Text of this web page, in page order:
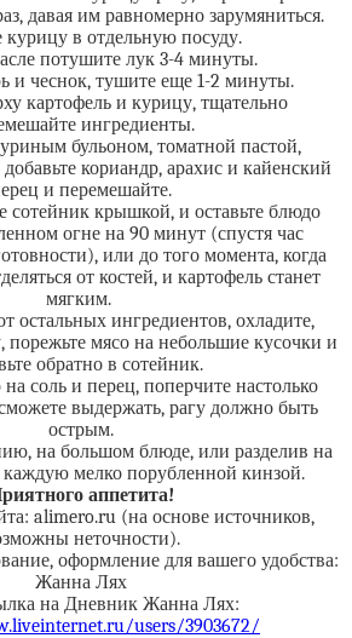
давая им равномерно зарумяниться.
в отдельную посуду.
потушите лук 3-4 минуты.
и чеснок, тушите еще 1-2 минуты.
картофель и курицу, тщательно
ингредиенты.
бульоном, томатной пастой,
кориандр, арахис и кайенский
и перемешайте.
сотейник крышкой, и оставьте блюдо
огне на 90 минут (спустя час
или до того момента, когда
от костей, и картофель станет
мягким.
остальных ингредиентов, охладите,
порежьте мясо на небольшие кусочки и
обратно в сотейник.
соль и перец, поперчите настолько
выдержать, рагу должно быть
острым.
на большом блюде, или разделив на
мелко порубленной кинзой.
аппетита!
alimero.ru (на основе источников,
неточности).
оформление для вашего удобства:
Жанна Лях
на Дневник Жанна Лях:
users/3903672/